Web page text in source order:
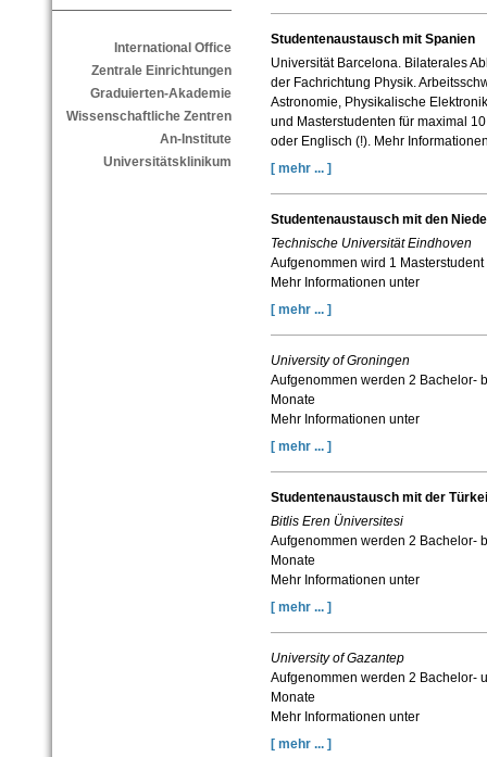
International Office
Zentrale Einrichtungen
Graduierten-Akademie
Wissenschaftliche Zentren
An-Institute
Universitätsklinikum
Studentenaustausch mit Spanien
Universität Barcelona. Bilaterales
der Fachrichtung Physik.
Astronomie, Physikalische
und Masterstudenten für maximal
oder Englisch (!). Mehr
[ mehr ... ]
Studentenaustausch mit den
Technische Universität Eindhoven
Aufgenommen wird 1
Mehr Informationen unter
[ mehr ... ]
University of Groningen
Aufgenommen werden 2 Bachelor-
Monate
Mehr Informationen unter
[ mehr ... ]
Studentenaustausch mit der Türkei
Bitlis Eren Üniversitesi
Aufgenommen werden 2 Bachelor-
Monate
Mehr Informationen unter
[ mehr ... ]
University of Gazantep
Aufgenommen werden 2 Bachelor-
Monate
Mehr Informationen unter
[ mehr ... ]